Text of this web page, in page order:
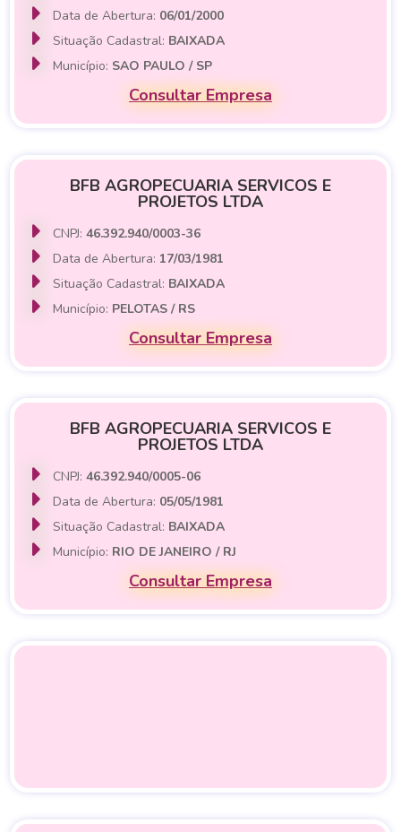
Data de Abertura: 06/01/2000
Situação Cadastral: BAIXADA
Município: SAO PAULO / SP
Consultar Empresa
BFB AGROPECUARIA SERVICOS E
PROJETOS LTDA
CNPJ:46.392.940/0003-36
Data de Abertura: 17/03/1981
Situação Cadastral: BAIXADA
Município: PELOTAS / RS
Consultar Empresa
BFB AGROPECUARIA SERVICOS E
PROJETOS LTDA
CNPJ:46.392.940/0005-06
Data de Abertura: 05/05/1981
Situação Cadastral: BAIXADA
Município: RIO DE JANEIRO / RJ
Consultar Empresa